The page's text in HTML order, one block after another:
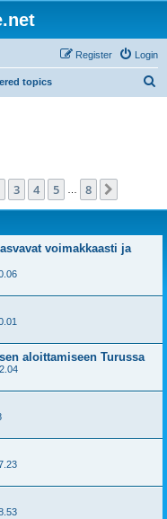
Login
Register
topics
8
3 4 5 8
voimakkaasti ja
aloittamiseen Turussa